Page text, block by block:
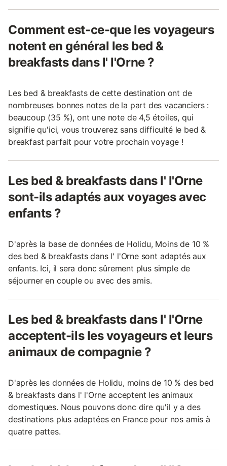
Comment est-ce-que les voyageurs
notent en général les bed &
breakfasts dans l' l'Orne ?
Les bed & breakfasts de cette destination ont de
nombreuses bonnes notes de la part des vacanciers :
beaucoup (35 %), ont une note de 4,5 étoiles, qui
signifie qu'ici, vous trouverez sans difficulté le bed &
breakfast parfait pour votre prochain voyage !
Les bed & breakfasts dans l' l'Orne
sont-ils adaptés aux voyages avec
enfants ?
D'après la base de données de Holidu, Moins de 10 %
des bed & breakfasts dans l' l'Orne sont adaptés aux
enfants. Ici, il sera donc sûrement plus simple de
séjourner en couple ou avec des amis.
Les bed & breakfasts dans l' l'Orne
acceptent-ils les voyageurs et leurs
animaux de compagnie ?
D'après les données de Holidu, moins de 10 % des bed
& breakfasts dans l' l'Orne acceptent les animaux
domestiques. Nous pouvons donc dire qu'il y a des
destinations plus adaptées en France pour nos amis à
quatre pattes.